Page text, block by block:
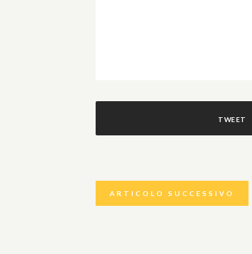
TWEET
ARTICOLO SUCCESSIVO